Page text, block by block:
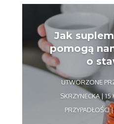
Jak
pomogą
o
UTWORZONE
SKRZYNECKA|15
PRZYPADŁOŚCI|